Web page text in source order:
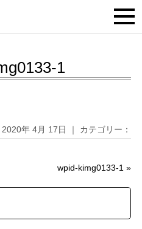
1
2020年 4月 17日 ｜ カテゴリー：
wpid-kimg0133-1 »